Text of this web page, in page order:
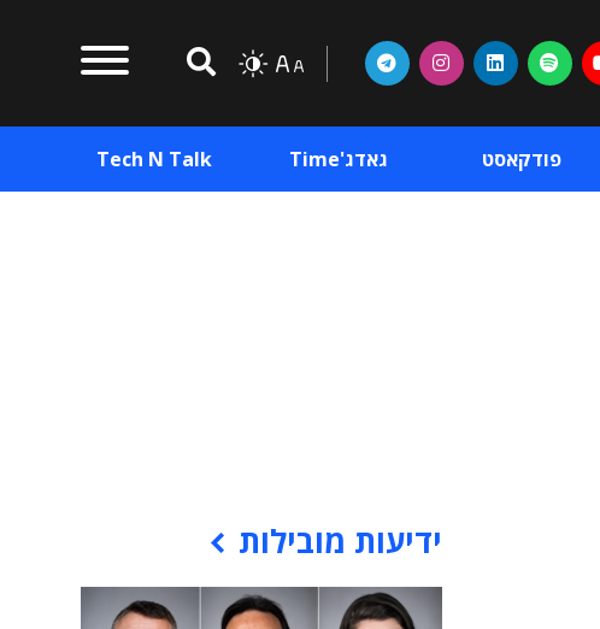
פודקאסט גאדג'Time Tech N Talk
ידיעות מובילות